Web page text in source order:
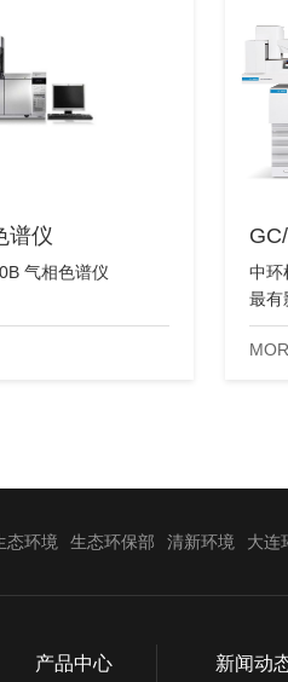
谱仪
气相色谱仪
中环
最有
的稳
态环境 生态环保部 清新环境 大连
产品中心 新闻动